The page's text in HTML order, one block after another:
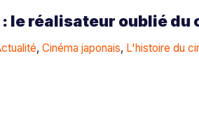
: le réalisateur oublié du
, Cinéma japonais, L'histoire du